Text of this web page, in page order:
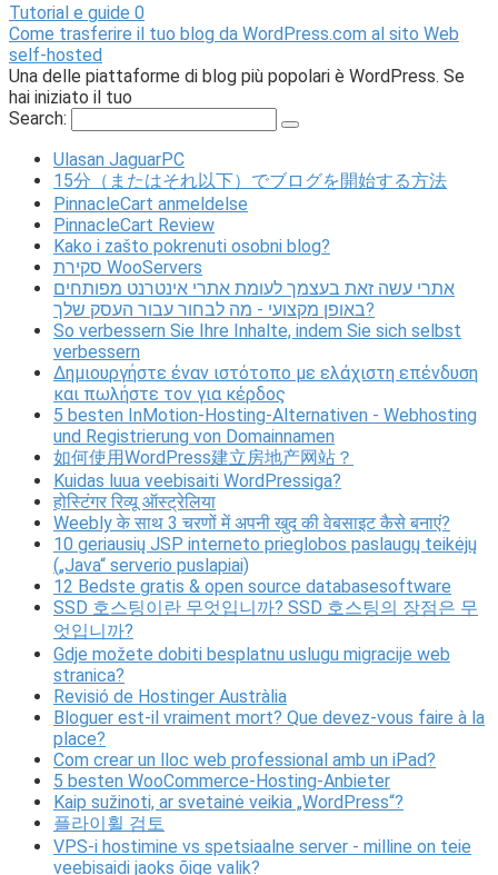
Tutorial e guide 0
Come trasferire il tuo blog da WordPress.com al sito Web
self-hosted
Una delle piattaforme di blog più popolari è WordPress. Se
hai iniziato il tuo
Search:
Ulasan JaguarPC
15分（またはそれ以下）でブログを開始する方法
PinnacleCart anmeldelse
PinnacleCart Review
Kako i zašto pokrenuti osobni blog?
סקירת WooServers
אתרי עשה זאת בעצמך לעומת אתרי אינטרנט מפותחים
באופן מקצועי - מה לבחור עבור העסק שלך?
So verbessern Sie Ihre Inhalte, indem Sie sich selbst
verbessern
Δημιουργήστε έναν ιστότοπο με ελάχιστη επένδυση
και πωλήστε τον για κέρδος
5 besten InMotion-Hosting-Alternativen - Webhosting
und Registrierung von Domainnamen
如何使用WordPress建立房地产网站？
Kuidas luua veebisaiti WordPressiga?
होस्टिंगर रिव्यू ऑस्ट्रेलिया
Weebly के साथ 3 चरणों में अपनी खुद की वेबसाइट कैसे बनाएं?
10 geriausių JSP interneto prieglobos paslaugų teikėjų
(„Java“ serverio puslapiai)
12 Bedste gratis & open source databasesoftware
SSD 호스팅이란 무엇입니까? SSD 호스팅의 장점은 무
엇입니까?
Gdje možete dobiti besplatnu uslugu migracije web
stranica?
Revisió de Hostinger Austràlia
Bloguer est-il vraiment mort? Que devez-vous faire à la
place?
Com crear un lloc web professional amb un iPad?
5 besten WooCommerce-Hosting-Anbieter
Kaip sužinoti, ar svetainė veikia „WordPress“?
플라이휠 검토
VPS-i hostimine vs spetsiaalne server - milline on teie
veebisaidi jaoks õige valik?